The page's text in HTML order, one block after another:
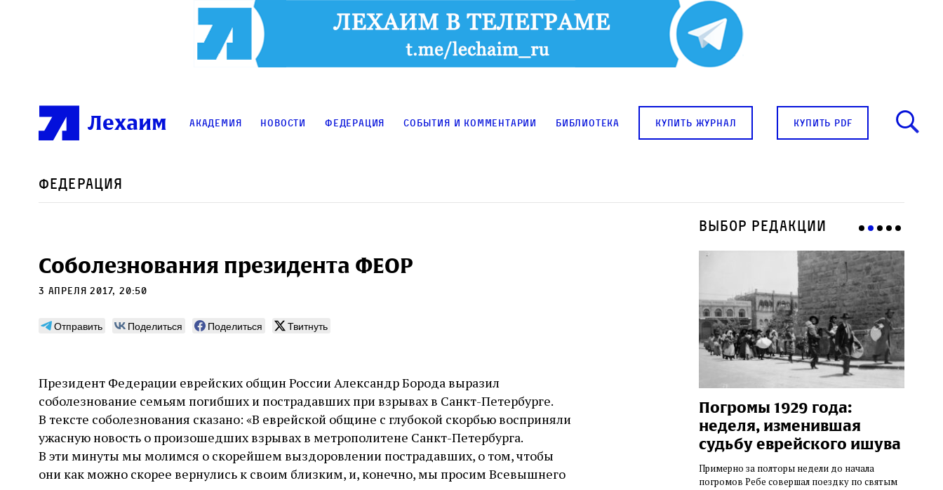
Лехаим Академия Новости Федерация События и комментарии Библиотека купить журнал купить pdf
Федерация
Соболезнования президента ФЕОР
3 апреля 2017, 20:50
Отправить Поделиться Поделиться Твитнуть
Президент Федерации еврейских общин России Александр Борода выразил
соболезнование семьям погибших и пострадавших при взрывах в Санкт-Петербурге.
В тексте соболезнования сказано: «В еврейской общине с глубокой скорбью восприняли
ужасную новость о произошедших взрывах в метрополитене Санкт-Петербурга.
В эти минуты мы молимся о скорейшем выздоровлении пострадавших, о том, чтобы
они как можно скорее вернулись к своим близким, и, конечно, мы просим Всевышнего
Выбор редакции
Лягушки, да вдобавок
саранча, да вдобавок
вши — ой‑ой‑ой!
начиная с древности и вплоть до недавней
Может ли человек,
сведущий в естественных
науках, серьезно
относиться к каббале?
Наука и скептицизм
Если бы не краткая ремарка Йосефа
Дельмедиго об экстраординарных
математических способностях Симхи
Луццатто, возможно, никто бы так и не узнал,
Погромы 1929 года:
неделя, изменившая
судьбу еврейского ишува
Примерно за полторы недели до начала
погромов Ребе совершал поездку по святым